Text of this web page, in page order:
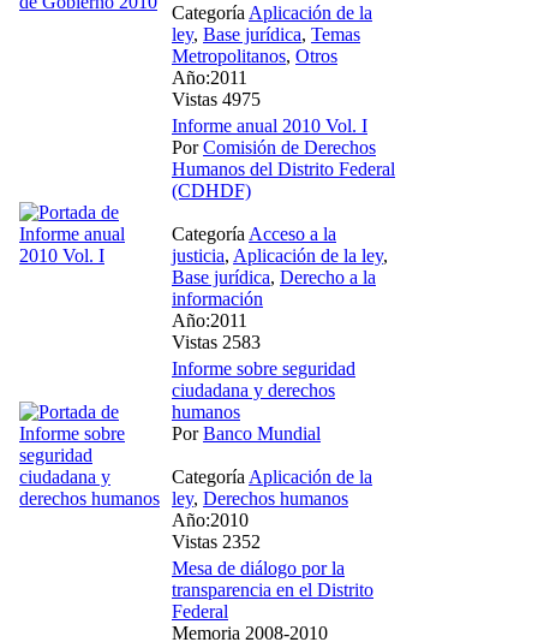
Categoría Aplicación de la
ley, Base jurídica, Temas
Metropolitanos, Otros
Año:2011
Vistas 4975
Informe anual 2010 Vol. I
PorComisión de Derechos
Humanos del Distrito Federal
(CDHDF)
Categoría Acceso a la
justicia, Aplicación de la ley,
Base jurídica, Derecho a la
información
Año:2011
Vistas 2583
Informe sobre seguridad
ciudadana y derechos
humanos
PorBanco Mundial
Categoría Aplicación de la
ley, Derechos humanos
Año:2010
Vistas 2352
Mesa de diálogo por la
transparencia en el Distrito
Federal
Memoria 2008-2010